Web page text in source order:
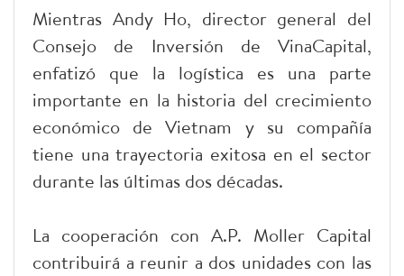
Mientras Andy Ho, director general del
Consejo de Inversión de VinaCapital,
enfatizó que la logística es una parte
importante en la historia del crecimiento
económico de Vietnam y su compañía
tiene una trayectoria exitosa en el sector
durante las últimas dos décadas.
La cooperación con A.P. Moller Capital
contribuirá a reunir a dos unidades con las